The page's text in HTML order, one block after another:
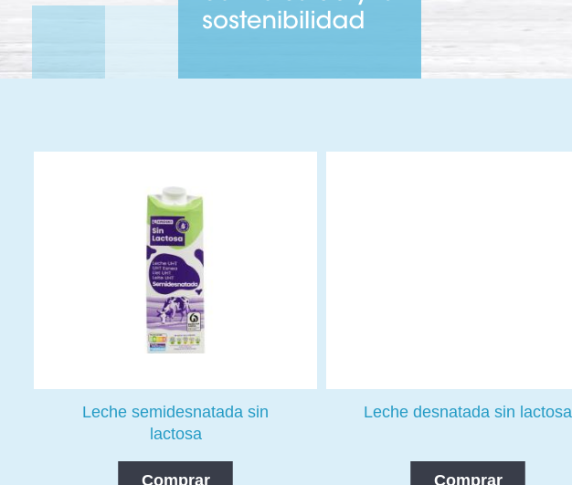
Leche semidesnatada sin
lactosa
Comprar
Leche desnatada sin lactosa
Comprar